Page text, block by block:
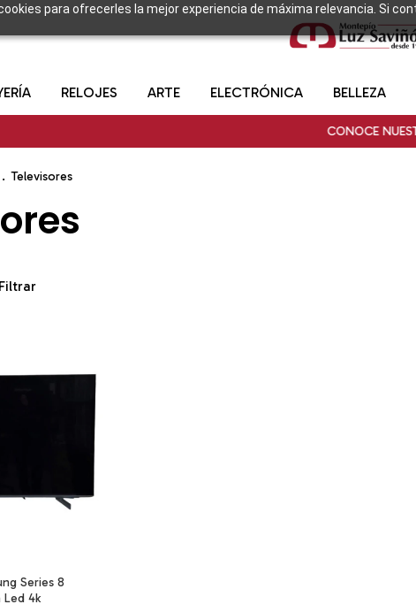
para ofrecerles la mejor experiencia de máxima relevancia. Si
RELOJES ARTE ELECTRÓNICA BELLEZA
CONOCE
. Televisores
Filtrar
Series 8
Led 4k